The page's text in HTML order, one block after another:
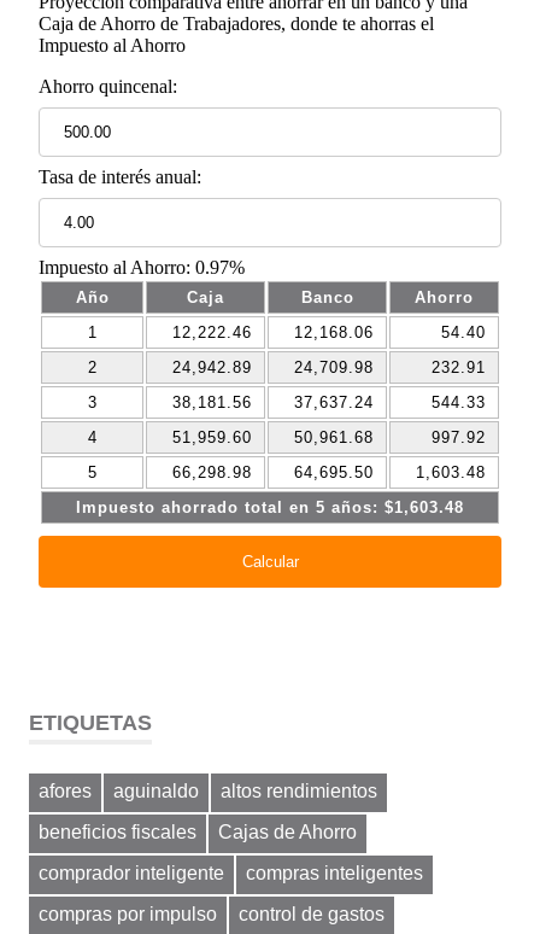
ETIQUETAS
afores aguinaldo
altos rendimientos
beneficios fiscales
Cajas de Ahorro
comprador inteligente
compras inteligentes
compras por impulso
control de gastos